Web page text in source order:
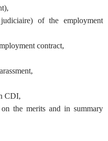
of the employment
contract,
CDI,
the merits and in summary